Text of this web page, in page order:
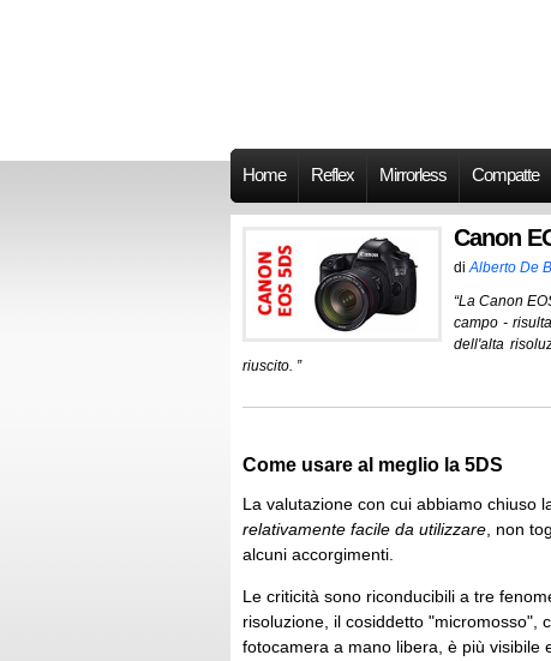
Home Reflex Mirrorless Compatte
Canon
diAlberto De
“La Canon
campo -
dell'alta
riuscito. ”
Come usare al meglio la 5DS
La valutazione con cui abbiamo chiuso
relativamente facile da utilizzare , non
alcuni accorgimenti.
Le criticità sono riconducibili a tre
risoluzione, il cosiddetto "micromosso",
fotocamera a mano libera, è più visibile